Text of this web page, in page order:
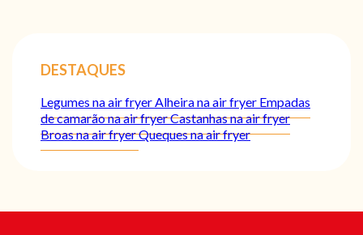
DESTAQUES
Legumes na air fryerAlheira na air fryer Empadas
de camarão na air fryerCastanhas na air fryer
Broas na air fryerQueques na air fryer